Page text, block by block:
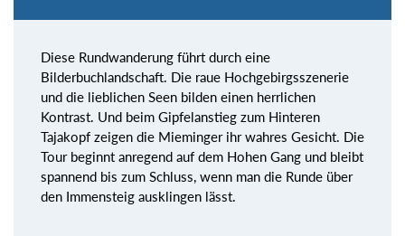
Diese Rundwanderung führt durch eine
Bilderbuchlandschaft. Die raue Hochgebirgsszenerie
und die lieblichen Seen bilden einen herrlichen
Kontrast. Und beim Gipfelanstieg zum Hinteren
Tajakopf zeigen die Mieminger ihr wahres Gesicht. Die
Tour beginnt anregend auf dem Hohen Gang und bleibt
spannend bis zum Schluss, wenn man die Runde über
den Immensteig ausklingen lässt.